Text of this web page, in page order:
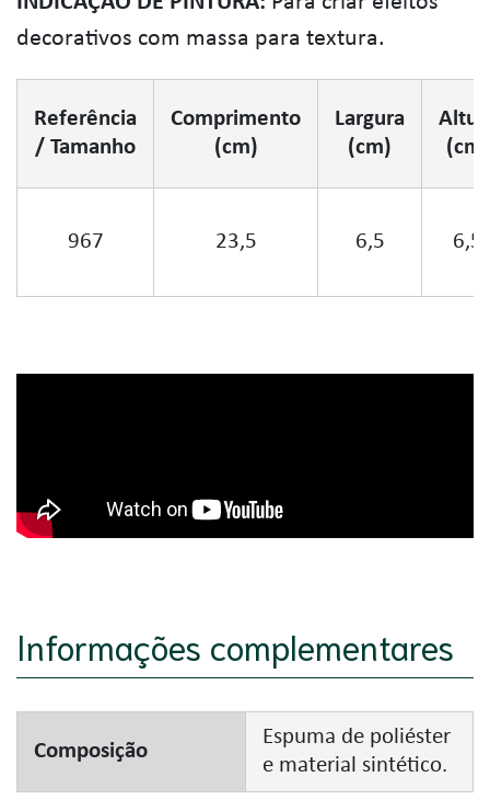
decorativos com massa para textura.
Referência
/ Tamanho
Comprimento
(cm)
Largura
(cm)
(cm)
967 23,5 6,5 6,5
Informações complementares
Composição
Espuma de poliéster
e material sintético.